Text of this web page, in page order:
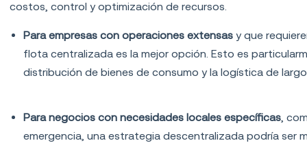
costos, control y optimización de recursos.
Para empresas con operaciones extensas y que
flota centralizada es la mejor opción. Esto es
distribución de bienes de consumo y la logística de
Para negocios con necesidades locales específicas ,
emergencia, una estrategia descentralizada podría ser